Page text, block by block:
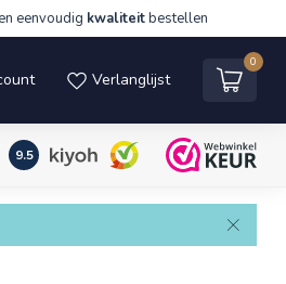
eenvoudig kwaliteitbestellen
Verlanglijst
0
9.5